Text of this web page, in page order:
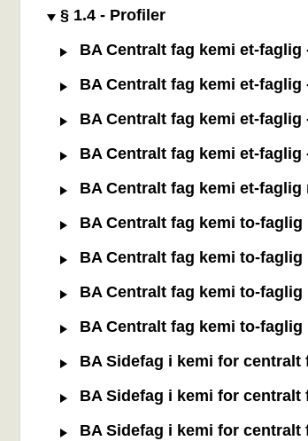
§ 1.4 - Profiler
BA Centralt fag kemi et-faglig
BA Centralt fag kemi et-faglig
BA Centralt fag kemi et-faglig
BA Centralt fag kemi et-faglig
BA Centralt fag kemi et-
BA Centralt fag kemi to-
BA Centralt fag kemi to-
BA Centralt fag kemi to-
BA Centralt fag kemi to-
BA Sidefag i kemi for centralt
BA Sidefag i kemi for centralt
BA Sidefag i kemi for centralt